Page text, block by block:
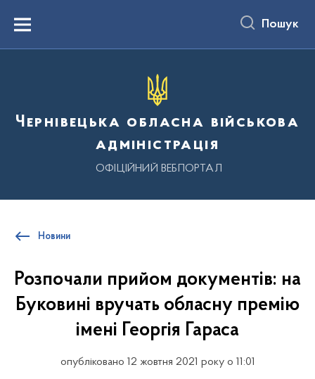
вмістуMenu Пошук
Чернівецька обласна військова
адміністрація
ОФІЦІЙНИЙ ВЕБПОРТАЛ
Новини
Розпочали прийом документів: на
Буковині вручать обласну премію
імені Георгія Гараса
опубліковано 12 жовтня 2021 року о 11:01